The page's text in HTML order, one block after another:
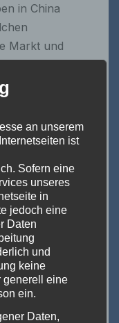
in China
Markt und
gerade im
Regelungen
safe und
einem
– zumindest
Herstellern
Luft, um
an unserem
ist
Sofern eine
unseres
in
jedoch eine
Daten
und
keine
generell eine
ein.
Daten,